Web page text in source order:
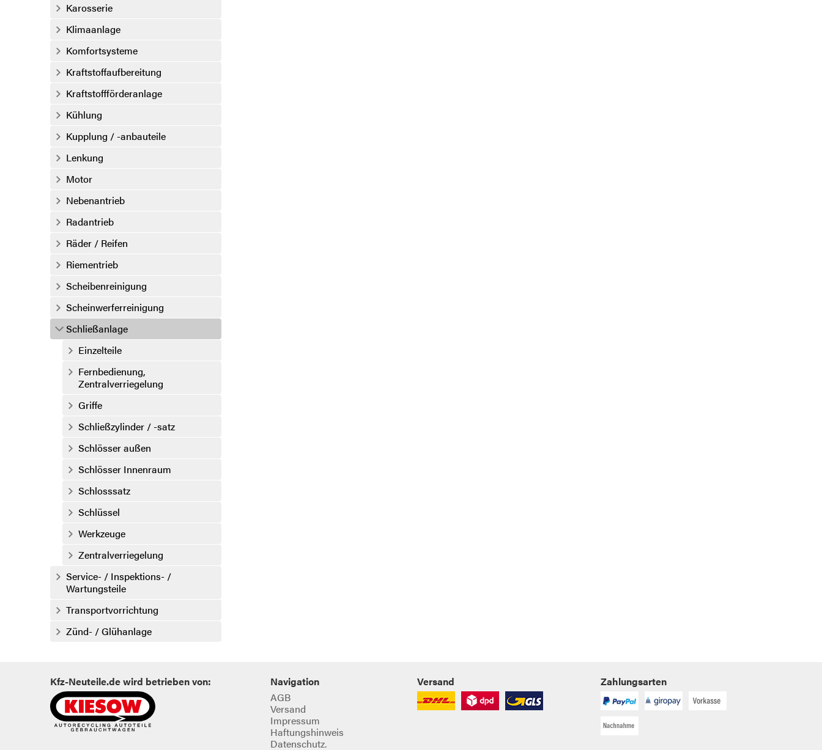
Karosserie
Klimaanlage
Komfortsysteme
Kraftstoffaufbereitung
Kraftstoffförderanlage
Kühlung
Kupplung / -anbauteile
Lenkung
Motor
Nebenantrieb
Radantrieb
Räder / Reifen
Riementrieb
Scheibenreinigung
Scheinwerferreinigung
Schließanlage
Einzelteile
Fernbedienung,
Zentralverriegelung
Griffe
Schließzylinder / -satz
Schlösser außen
Schlösser Innenraum
Schlosssatz
Schlüssel
Werkzeuge
Zentralverriegelung
Service- / Inspektions- /
Wartungsteile
Transportvorrichtung
Zünd- / Glühanlage
Kfz-Neuteile.de wird betrieben von:
Navigation
AGB
Versand
Impressum
Haftungshinweis
Datenschutz.
Versand Zahlungsarten